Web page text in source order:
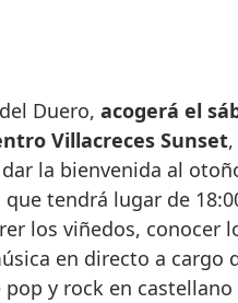
Duero, acogerá el
Villacreces Sunset,
la bienvenida al
tendrá lugar de
los viñedos, conocer
en directo a cargo
y rock en castellano